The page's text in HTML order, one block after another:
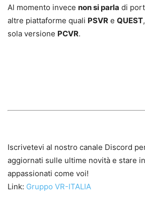
Al momento invece non si parla di
altre piattaforme quali PSVR e QUEST
sola versione PCVR.
Iscrivetevi al nostro canale Discord
aggiornati sulle ultime novità e stare
appassionati come voi!
Link: Gruppo VR-ITALIA